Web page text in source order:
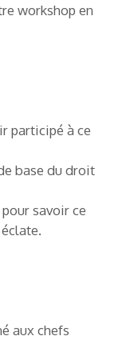
workshop en
participé à ce
base du droit
savoir ce
aux chefs